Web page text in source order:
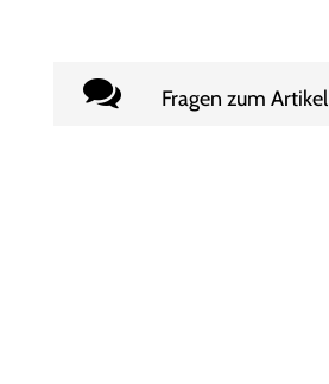
Fragen zum Artikel